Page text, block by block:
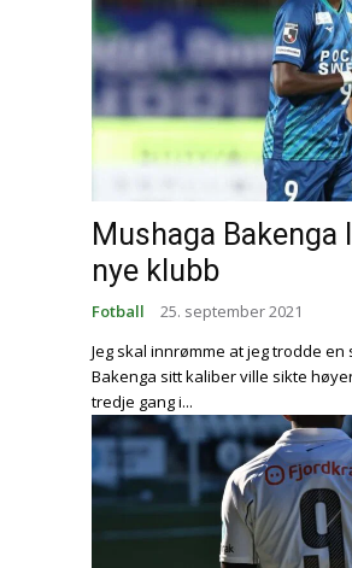
Mushaga Bakenga
nye klubb
Fotball 25. september 2021
Jeg skal innrømme at jeg trodde
Bakenga sitt kaliber ville sikte
tredje gang i...